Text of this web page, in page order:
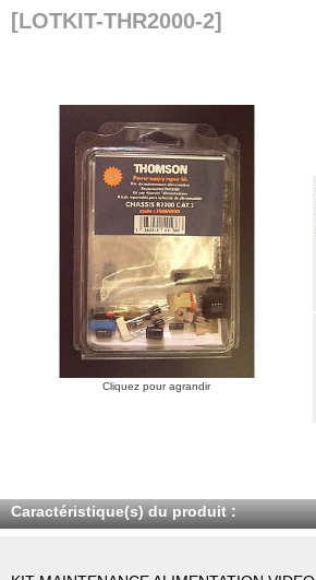
[LOTKIT-THR2000-2]
Cliquez pour agrandir
Caractéristique(s) du produit :